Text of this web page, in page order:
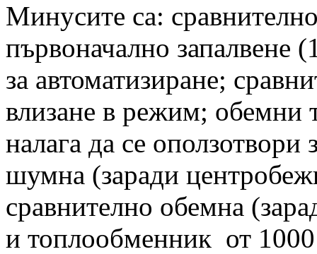
Минусите са:
първоначално запалвене
за автоматизиране;
влизане в режим; обемни
налага да се оползотвори
шумна (заради
сравнително обемна
и топлообменник от